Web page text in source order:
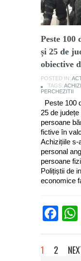
Peste 100
și 25 de
obiective
POSTED IN:
TAGS:
PERCHEZITII
Peste 100
25 de
persoane
fictive în
Achizițiile s-
personal
persoane
Polițiștii de
economice
1 2